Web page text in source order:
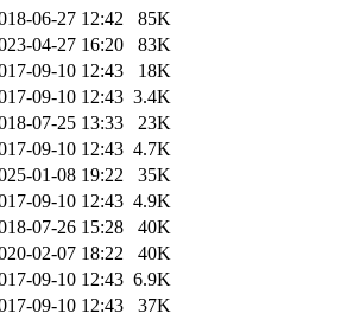
06-27 12:42
85K
04-27 16:20
83K
09-10 12:43
18K
09-10 12:43 3.4K
07-25 13:33
23K
09-10 12:43 4.7K
01-08 19:22
35K
09-10 12:43 4.9K
07-26 15:28
40K
02-07 18:22
40K
09-10 12:43 6.9K
09-10 12:43
37K